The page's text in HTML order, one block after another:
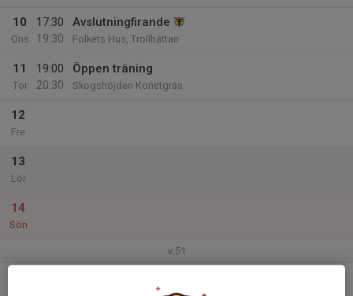
10
Ons
17:30
19:30
Avslutningfirande
Folkets Hus, Trollhättan
11
Tor
19:00
20:30
Öppen träning
Skogshöjden Konstgräs
12
Fre
13
Lör
14
Sön
v.51